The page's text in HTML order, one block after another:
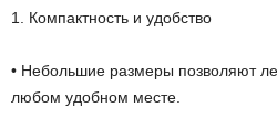
1. Компактность и удобство
• Небольшие размеры позволяют
любом удобном месте.